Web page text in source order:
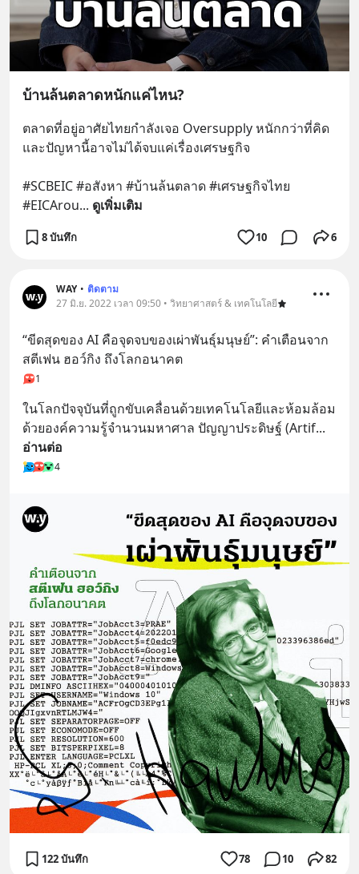
บ้านล้นตลาดหนักแค่ไหน?
ตลาดที่อยู่อาศัยไทยกำลังเจอ Oversupply หนักกว่าที่คิด
และปัญหานี้อาจไม่ได้จบแค่เรื่องเศรษฐกิจ
#SCBEIC #อสังหา #บ้านล้นตลาด #เศรษฐกิจไทย
#EICArou... ดูเพิ่มเติม
8 บันทึก 10 6
WAY • ติดตาม
27 มิ.ย. 2022 เวลา 09:50 • วิทยาศาสตร์ & เทคโนโลยี
“ขีดสุดของ AI คือจุดจบของเผ่าพันธุ์มนุษย์”: คำเตือนจาก
สตีเฟน ฮอว์กิง ถึงโลกอนาคต
1
ในโลกปัจจุบันที่ถูกขับเคลื่อนด้วยเทคโนโลยีและห้อมล้อม
ด้วยองค์ความรู้จำนวนมหาศาล ปัญญาประดิษฐ์ (Artif
อ่านต่อ
4
122 บันทึก 78 10 82